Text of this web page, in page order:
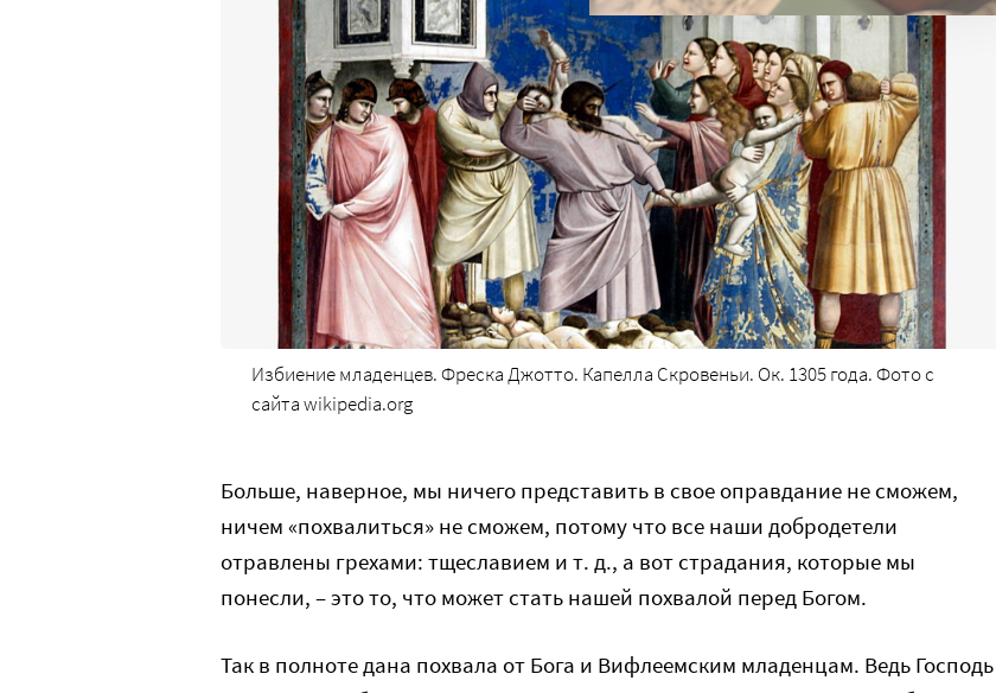
Избиение младенцев. Фреска Джотто. Капелла Скровеньи. Ок. 1305 года. Фото с
сайта wikipedia.org
Больше, наверное, мы ничего представить в свое оправдание не сможем,
ничем «похвалиться» не сможем, потому что все наши добродетели
отравлены грехами: тщеславием и т. д., а вот страдания, которые мы
понесли, – это то, что может стать нашей похвалой перед Богом.
Так в полноте дана похвала от Бога и Вифлеемским младенцам. Ведь Господь